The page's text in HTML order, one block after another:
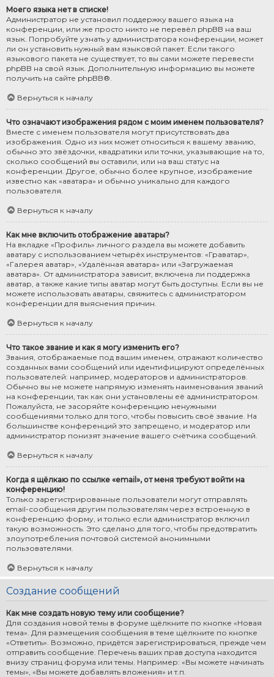
Моего языка нет в списке!
Администратор не установил поддержку вашего языка на
конференции, или же просто никто не перевёл phpBB на ваш
язык. Попробуйте узнать у администратора конференции, может
ли он установить нужный вам языковой пакет. Если такого
языкового пакета не существует, то вы сами можете перевести
phpBB на свой язык. Дополнительную информацию вы можете
получить на сайте phpBB®.
Вернуться к началу
Что означают изображения рядом с моим именем пользователя?
Вместе с именем пользователя могут присутствовать два
изображения. Одно из них может относиться к вашему званию,
обычно это звёздочки, квадратики или точки, указывающие на то,
сколько сообщений вы оставили, или на ваш статус на
конференции. Другое, обычно более крупное, изображение
известно как «аватара» и обычно уникально для каждого
пользователя.
Вернуться к началу
Как мне включить отображение аватары?
На вкладке «Профиль» личного раздела вы можете добавить
аватару с использованием четырёх инструментов: «Граватар»,
«Галерея аватар», «Удалённая аватара» или «Загружаемая
аватара». От администратора зависит, включена ли поддержка
аватар, а также какие типы аватар могут быть доступны. Если вы не
можете использовать аватары, свяжитесь с администратором
конференции для выяснения причин.
Вернуться к началу
Что такое звание и как я могу изменить его?
Звания, отображаемые под вашим именем, отражают количество
созданных вами сообщений или идентифицируют определённых
пользователей: например, модераторов и администраторов.
Обычно вы не можете напрямую изменять наименования званий
на конференции, так как они установлены её администратором.
Пожалуйста, не засоряйте конференцию ненужными
сообщениями только для того, чтобы повысить своё звание. На
большинстве конференций это запрещено, и модератор или
администратор понизят значение вашего счётчика сообщений.
Вернуться к началу
Когда я щёлкаю по ссылке «email», от меня требуют войти на
конференцию!
Только зарегистрированные пользователи могут отправлять
email-сообщения другим пользователям через встроенную в
конференцию форму, и только если администратор включил
такую возможность. Это сделано для того, чтобы предотвратить
злоупотребления почтовой системой анонимными
пользователями.
Вернуться к началу
Создание сообщений
Как мне создать новую тему или сообщение?
Для создания новой темы в форуме щёлкните по кнопке «Новая
тема». Для размещения сообщения в теме щёлкните по кнопке
«Ответить». Возможно, придётся зарегистрироваться, прежде чем
отправить сообщение. Перечень ваших прав доступа находится
внизу страниц форума или темы. Например: «Вы можете начинать
темы», «Вы можете добавлять вложения» и т.п.